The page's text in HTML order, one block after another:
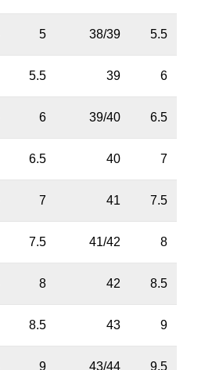
5.5
38/39
5
6
39
5.5
6.5
39/40
6
7
40
6.5
7.5
41
7
8
41/42
7.5
8.5
42
8
9
43
8.5
9.5
43/44
9